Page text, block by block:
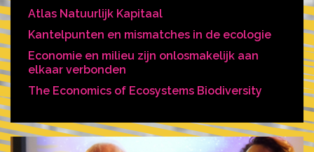
Atlas Natuurlijk Kapitaal
Kantelpunten en mismatches in de ecologie
Economie en milieu zijn onlosmakelijk aan
elkaar verbonden
The Economics of Ecosystems Biodiversity